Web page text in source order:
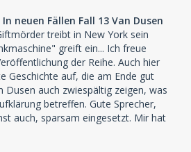
neuen Fällen Fall 13 Van Dusen
treibt in New York sein
greift ein... Ich freue
der Reihe. Auch hier
Geschichte auf, die am Ende gut
Dusen auch zwiespältig zeigen, was
betreffen. Gute Sprecher,
auch, sparsam eingesetzt. Mir hat